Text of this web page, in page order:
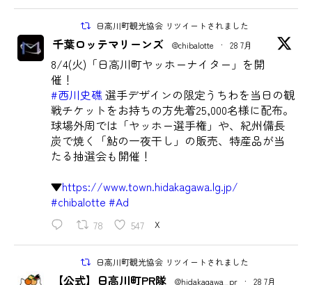
日高川町観光協会 リツイートされました
千葉ロッテマリーンズ @chibalotte · 28 7月
8/4(火)「日高川町ヤッホーナイター」を開
催！
#西川史礁 選手デザインの限定うちわを当日の観
戦チケットをお持ちの方先着25,000名様に配布。
球場外周では「ヤッホー選手権」や、紀州備長
炭で焼く「鮎の一夜干し」の販売、特産品が当
たる抽選会も開催！
▼https://www.town.hidakagawa.lg.jp/
#chibalotte #Ad
78 547 X
日高川町観光協会 リツイートされました
【公式】日高川町PR隊 @hidakagawa_pr · 28 7月